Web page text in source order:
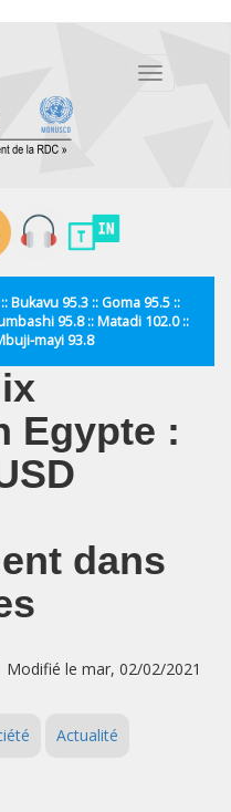
Toggle
Bukavu 95.3 :: Goma 95.5 ::
95.8 :: Matadi 102.0 ::
mayi 93.8
Egypte :
dans
le mar, 02/02/2021
Actualité